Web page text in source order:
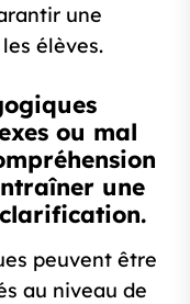
une
élèves.
ou mal
une
peuvent être
au niveau de